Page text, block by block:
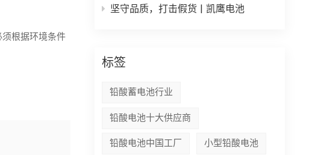
坚守品质，打击假货 | 凯鹰电池
标签
铅酸蓄电池行业
铅酸电池十大供应商
铅酸电池中国工厂
小型铅酸电池
根据环境条件